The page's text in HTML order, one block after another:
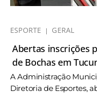
ESPORTE GERAL
Abertas inscrições
de Bochas em
A Administração
Diretoria de Esportes,